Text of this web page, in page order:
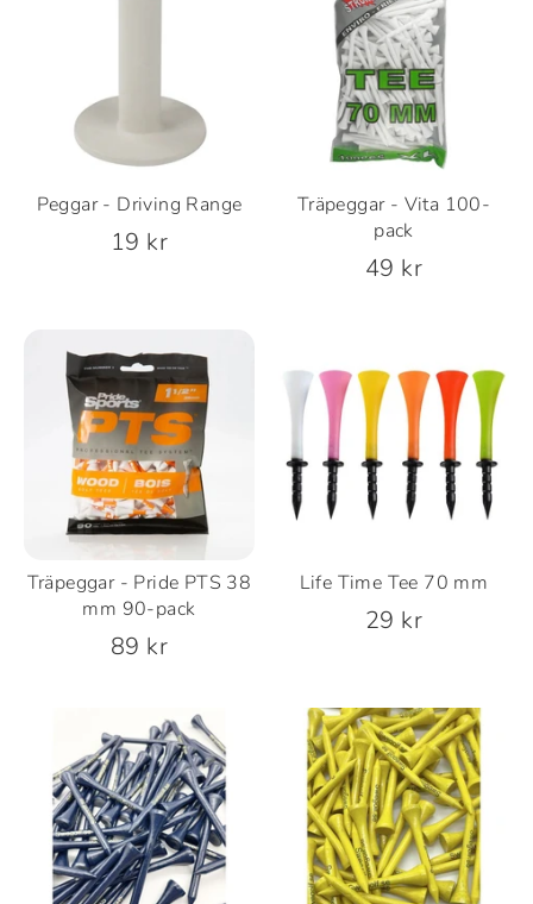
Peggar - Driving Range
19 kr
Träpeggar - Vita 100-
pack
49 kr
Träpeggar - Pride PTS 38
mm 90-pack
89 kr
Life Time Tee 70 mm
29 kr